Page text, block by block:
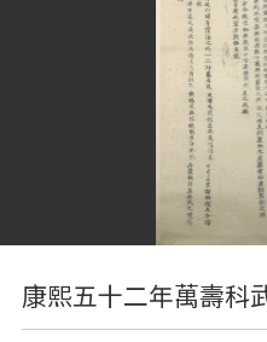
康熙五十二年萬壽科